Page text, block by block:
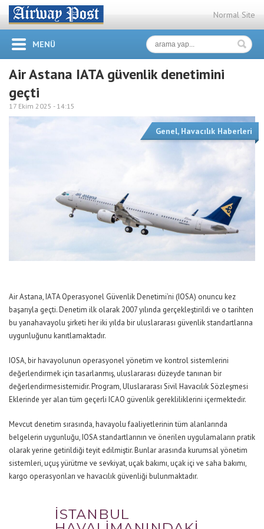
Normal Site
MENÜ
Air Astana IATA güvenlik denetimini
geçti
17 Ekim 2025 - 14:15
Genel, Havacılık Haberleri
Air Astana, IATA Operasyonel Güvenlik Denetimi’ni (IOSA) onuncu kez
başarıyla geçti. Denetim ilk olarak 2007 yılında gerçekleştirildi ve otarihten
bu yanahavayolu şirketi her iki yılda bir uluslararası güvenlik standartlarına
uygunluğunu kanıtlamaktadır.
IOSA, bir havayolunun operasyonel yönetim ve kontrol sistemlerini
değerlendirmek için tasarlanmış, uluslararası düzeyde tanınan bir
değerlendirmesistemidir.Program, Uluslararası Sivil Havacılık Sözleşmesi
Eklerinde yer alan tüm geçerli ICAO güvenlik gerekliliklerini içermektedir.
Mevcut denetim sırasında, havayolu faaliyetlerinin tüm alanlarında
belgelerin uygunluğu, IOSA standartlarının ve önerilen uygulamaların pratik
olarak yerine getirildiği teyit edilmiştir.Bunlar arasında kurumsal yönetim
sistemleri, uçuş yürütme ve sevkiyat, uçakbakımı, uçak içi ve saha bakımı,
kargo operasyonları ve havacılık güvenliği bulunmaktadır.